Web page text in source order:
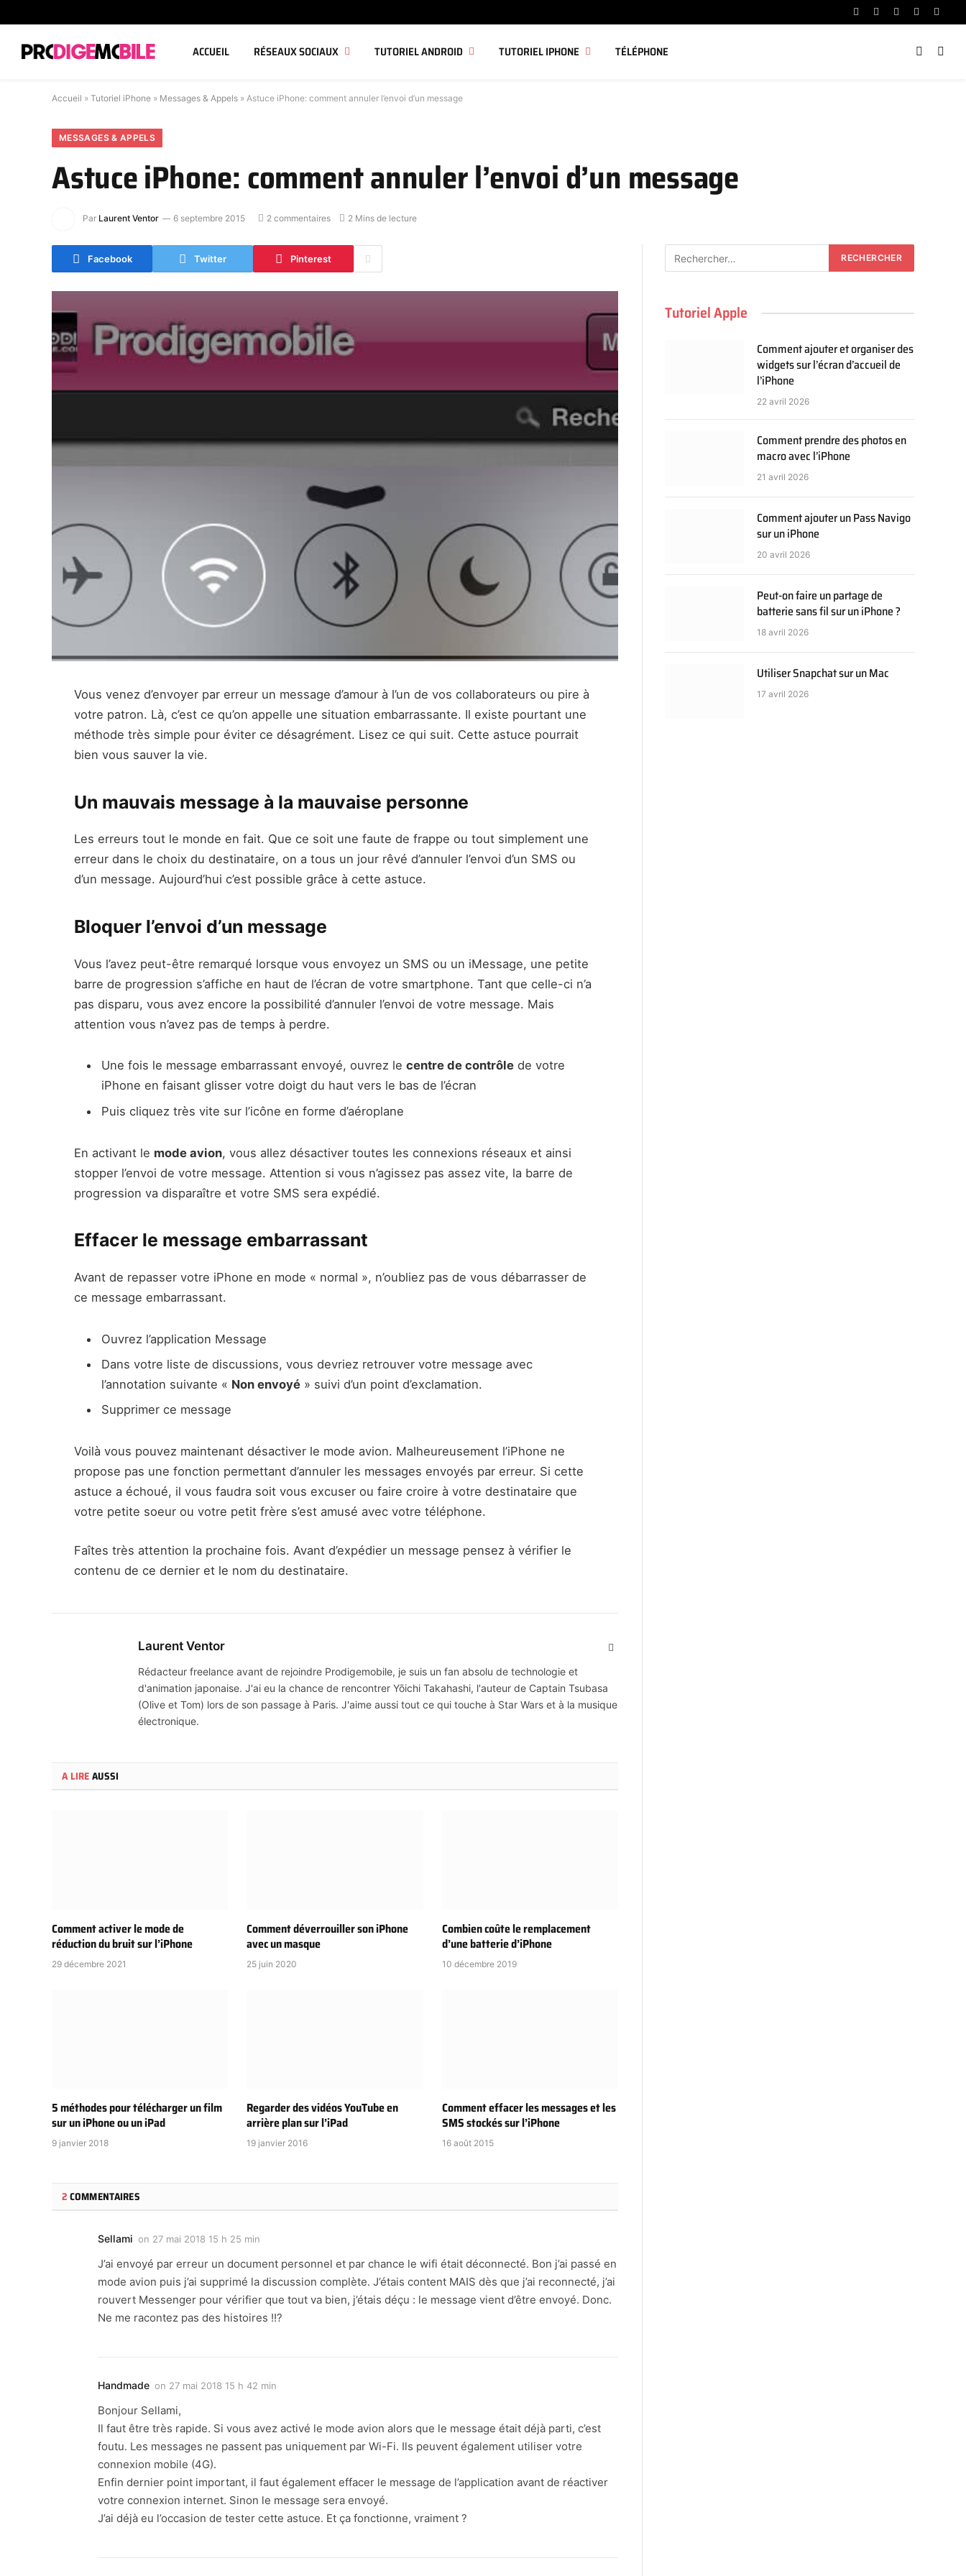
Facebook
X
Instagram
YouTube
ACCUEIL RÉSEAUX SOCIAUX TUTORIEL ANDROID TUTORIEL IPHONE TÉLÉPHONE
Accueil » Tutoriel iPhone » Messages & Appels » Astuce iPhone: comment annuler l’envoi d’un message
MESSAGES & APPELS
Astuce iPhone: comment annuler l’envoi d’un message
Par Laurent Ventor 6 septembre 2015 2 commentaires 2 Mins de lecture
Facebook Twitter Pinterest
Vous venez d’envoyer par erreur un message d’amour à l’un de vos collaborateurs ou pire à
votre patron. Là, c’est ce qu’on appelle une situation embarrassante. Il existe pourtant une
méthode très simple pour éviter ce désagrément. Lisez ce qui suit. Cette astuce pourrait
bien vous sauver la vie.
Un mauvais message à la mauvaise personne
Les erreurs tout le monde en fait. Que ce soit une faute de frappe ou tout simplement une
erreur dans le choix du destinataire, on a tous un jour rêvé d’annuler l’envoi d’un SMS ou
d’un message. Aujourd’hui c’est possible grâce à cette astuce.
Bloquer l’envoi d’un message
Vous l’avez peut-être remarqué lorsque vous envoyez un SMS ou un iMessage, une petite
barre de progression s’affiche en haut de l’écran de votre smartphone. Tant que celle-ci n’a
pas disparu, vous avez encore la possibilité d’annuler l’envoi de votre message. Mais
attention vous n’avez pas de temps à perdre.
Une fois le message embarrassant envoyé, ouvrez le centre de contrôle de votre
iPhone en faisant glisser votre doigt du haut vers le bas de l’écran
Puis cliquez très vite sur l’icône en forme d’aéroplane
En activant le mode avion, vous allez désactiver toutes les connexions réseaux et ainsi
stopper l’envoi de votre message. Attention si vous n’agissez pas assez vite, la barre de
progression va disparaître et votre SMS sera expédié.
Effacer le message embarrassant
Avant de repasser votre iPhone en mode « normal », n’oubliez pas de vous débarrasser de
ce message embarrassant.
Ouvrez l’application Message
Dans votre liste de discussions, vous devriez retrouver votre message avec
l’annotation suivante « Non envoyé » suivi d’un point d’exclamation.
Supprimer ce message
Voilà vous pouvez maintenant désactiver le mode avion. Malheureusement l’iPhone ne
propose pas une fonction permettant d’annuler les messages envoyés par erreur. Si cette
astuce a échoué, il vous faudra soit vous excuser ou faire croire à votre destinataire que
votre petite soeur ou votre petit frère s’est amusé avec votre téléphone.
Faîtes très attention la prochaine fois. Avant d’expédier un message pensez à vérifier le
contenu de ce dernier et le nom du destinataire.
Laurent Ventor
Rédacteur freelance avant de rejoindre Prodigemobile, je suis un fan absolu de technologie et
d'animation japonaise. J'ai eu la chance de rencontrer Yōichi Takahashi, l'auteur de Captain Tsubasa
(Olive et Tom) lors de son passage à Paris. J'aime aussi tout ce qui touche à Star Wars et à la musique
électronique.
A LIREAUSSI
Comment activer le mode de
réduction du bruit sur l’iPhone
29 décembre 2021
Comment déverrouiller son iPhone
avec un masque
25 juin 2020
Combien coûte le remplacement
d’une batterie d’iPhone
10 décembre 2019
5 méthodes pour télécharger un film
sur un iPhone ou un iPad
9 janvier 2018
Regarder des vidéos YouTube en
arrière plan sur l’iPad
19 janvier 2016
Comment effacer les messages et les
SMS stockés sur l’iPhone
16 août 2015
2COMMENTAIRES
Sellami on 27 mai 2018 15 h 25 min
J’ai envoyé par erreur un document personnel et par chance le wifi était déconnecté. Bon j’ai passé en
mode avion puis j’ai supprimé la discussion complète. J’étais content MAIS dès que j’ai reconnecté, j’ai
rouvert Messenger pour vérifier que tout va bien, j’étais déçu : le message vient d’être envoyé. Donc.
Ne me racontez pas des histoires !!?
Handmade on 27 mai 2018 15 h 42 min
Bonjour Sellami,
Il faut être très rapide. Si vous avez activé le mode avion alors que le message était déjà parti, c’est
foutu. Les messages ne passent pas uniquement par Wi-Fi. Ils peuvent également utiliser votre
connexion mobile (4G).
Enfin dernier point important, il faut également effacer le message de l’application avant de réactiver
votre connexion internet. Sinon le message sera envoyé.
J’ai déjà eu l’occasion de tester cette astuce. Et ça fonctionne, vraiment ?
Tutoriel Apple
Comment ajouter et organiser des
widgets sur l’écran d’accueil de
l’iPhone
22 avril 2026
Comment prendre des photos en
macro avec l’iPhone
21 avril 2026
Comment ajouter un Pass Navigo
sur un iPhone
20 avril 2026
Peut-on faire un partage de
batterie sans fil sur un iPhone ?
18 avril 2026
Utiliser Snapchat sur un Mac
17 avril 2026